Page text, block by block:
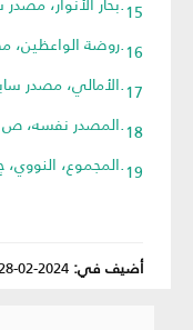
16.روضة الواعظين، مصدر سابق، ص 269.
17.الأمالي، مصدر سابق، ص 546.
18.المصدر نفسه، ص 690-692.
19.المجموع، النووي، ج 9، ص 248.
أضيف في: 2024-02-28